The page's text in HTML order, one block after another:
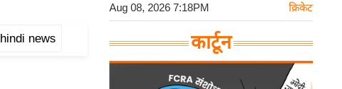
hindi news
Aug 08, 2026 7:18PM क्रिकेट
कार्टून